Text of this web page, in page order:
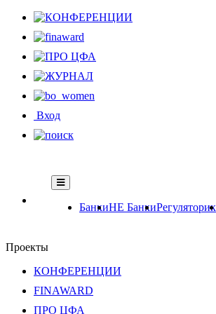
Вход
БанкиНЕ Банки
Проекты
КОНФЕРЕНЦИИ
FINAWARD
ПРО ЦФА